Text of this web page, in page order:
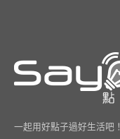
一起用好點子過好生活吧！